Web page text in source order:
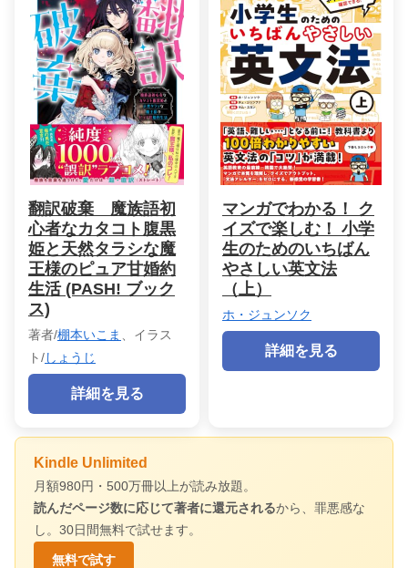
翻訳破棄 魔族語初
心者なカタコト腹黒
姫と天然タラシな魔
王様のピュア甘婚約
生活 (PASH! ブック
ス)
著者/棚本いこま
、イラス
ト/しょうじ
詳細を見る
マンガでわかる！ ク
イズで楽しむ！ 小学
生のためのいちばん
やさしい英文法
（上）
ホ・ジュンソク
詳細を見る
Kindle Unlimited
月額980円・500万冊以上が読み放題。
読んだページ数に応じて著者に還元されるから、罪悪感な
し。30日間無料で試せます。
無料で試す